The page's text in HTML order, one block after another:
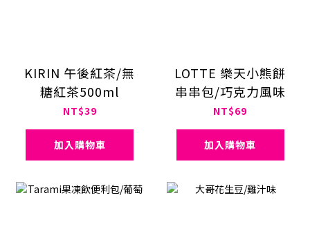
KIRIN 午後紅茶/無
糖紅茶500ml
NT$39
加入購物車
LOTTE 樂天小熊餅
串串包/巧克力風味
NT$69
加入購物車